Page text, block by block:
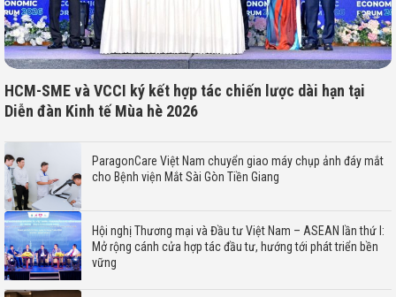
HCM-SME và VCCI ký kết hợp tác chiến lược dài hạn tại
Diễn đàn Kinh tế Mùa hè 2026
ParagonCare Việt Nam chuyển giao máy chụp ảnh đáy mắt
cho Bệnh viện Mắt Sài Gòn Tiền Giang
Hội nghị Thương mại và Đầu tư Việt Nam – ASEAN lần thứ I:
Mở rộng cánh cửa hợp tác đầu tư, hướng tới phát triển bền
vững